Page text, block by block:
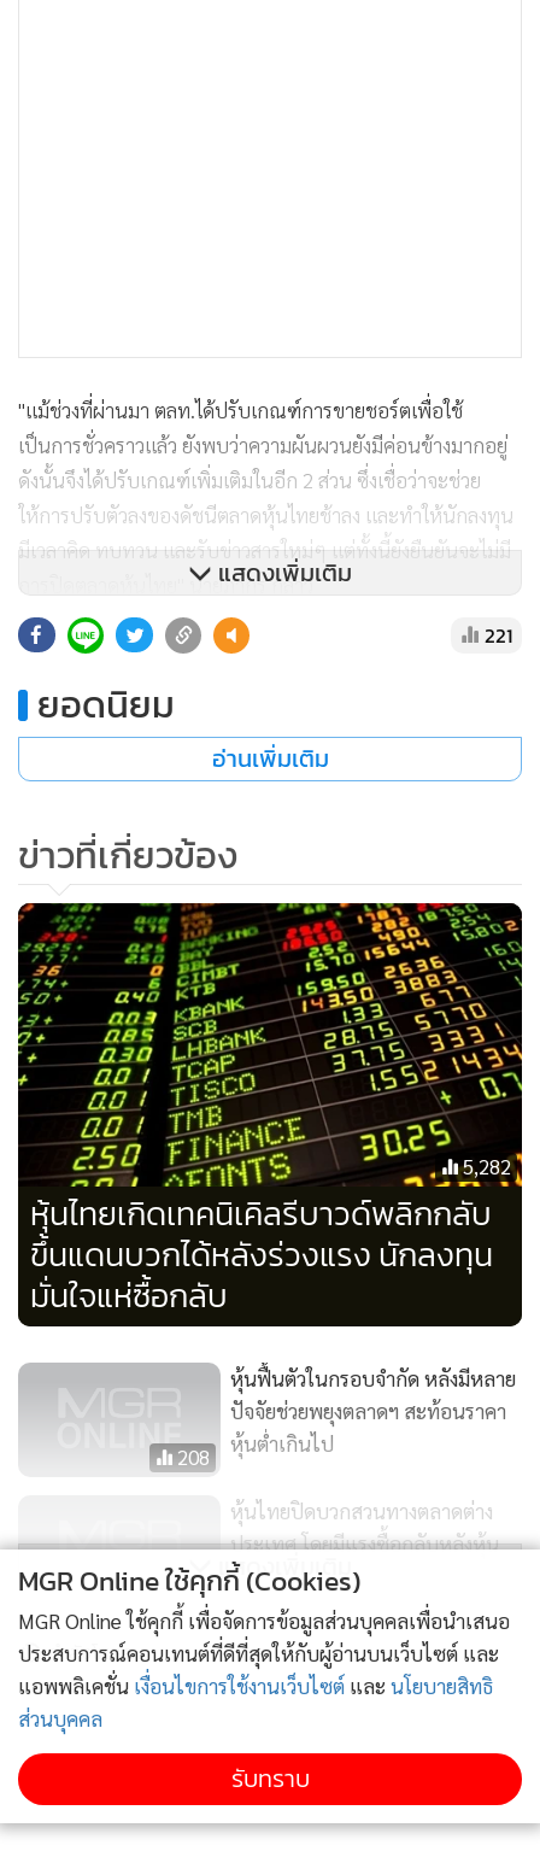
"แม้ช่วงที่ผ่านมา ตลท.ได้ปรับเกณฑ์การขายชอร์ตเพื่อใช้
เป็นการชั่วคราวแล้ว ยังพบว่าความผันผวนยังมีค่อนข้างมากอยู่
ดังนั้นจึงได้ปรับเกณฑ์เพิ่มเติมในอีก 2 ส่วน ซึ่งเชื่อว่าจะช่วย
ให้การปรับตัวลงของดัชนีตลาดหุ้นไทยช้าลง และทำให้นักลงทุน
มีเวลาคิด ทบทวน และรับข่าวสารใหม่ๆ แต่ทั้งนี้ยังยืนยันจะไม่มี
การปิดตลาดหุ้นไทย" นายภากร กล่าว
ขณะที่ภาพรวมตลาดหุ้นไทย วานนี้ (10 มี.ค. ดัชนีตลาดหุ้นค่อน
ข้างผันผวน จากความกังวลการแพร่ระบาดเชื้อไวรัสโควิด-19
โดยมีจุดต่ำสุดที่ 1,035.16 จุด สูงสุด 1,068.85 จุด ก่อนจะปิด
การซื้อขายที่ 1,035.17 จุด ลดลงจากวันก่อน 10.91 จุด หรือ
ลงทุนต่างชาติ ยังคงขายสุทธิ 5,426.91 ล้านบาท นักลงทุน
สถาบันในประเทศ ซื้อสุทธิ 2,702.02 ล้านบาท บัญชีบริษัทหลัก
ทรัพย์ซื้อสุทธิ 1,296.45 ล้านบาท และนักลงทุนในประเทศซื้อ
สุทธิ 1,428.44 ล้านบาท
แสดงเพิ่มเติม
221
ยอดนิยม
อ่านเพิ่มเติม
ข่าวที่เกี่ยวข้อง
5,282
หุ้นไทยเกิดเทคนิเคิลรีบาวด์พลิกกลับ
ขึ้นแดนบวกได้หลังร่วงแรง นักลงทุน
มั่นใจแห่ซื้อกลับ
208
หุ้นฟื้นตัวในกรอบจำกัด หลังมีหลาย
ปัจจัยช่วยพยุงตลาดฯ สะท้อนราคา
หุ้นต่ำเกินไป
1,502
หุ้นไทยปิดบวกสวนทางตลาดต่าง
ประเทศ โดยมีแรงซื้อกลับหลังหุ้น
ราคาถูก
คลังมั่นใจตลาดหุ้นไทยแข็งแกร่ง
รองรับวิกฤตโควิด-19
แสดงเพิ่มเติม
กำลังโหลด...
MGR Online ใช้คุกกี้ (Cookies)
MGR Online ใช้คุกกี้ เพื่อจัดการข้อมูลส่วนบุคคลเพื่อนำเสนอ
ประสบการณ์คอนเทนต์ที่ดีที่สุดให้กับผู้อ่านบนเว็บไซต์ และ
แอพพลิเคชั่น เงื่อนไขการใช้งานเว็บไซต์ และ นโยบายสิทธิ
ส่วนบุคคล
รับทราบ